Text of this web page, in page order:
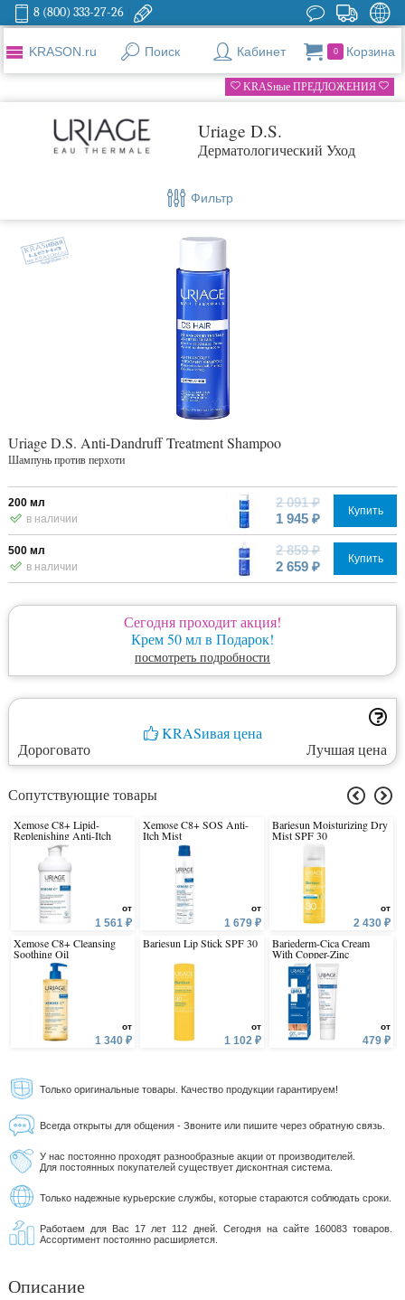
8 (800) 333-27-26
KRASON.ru Поиск Кабинет 0 Корзина
KRASные ПРЕДЛОЖЕНИЯ
Uriage D.S.
Дерматологический Уход
Фильтр
Uriage D.S. Anti-Dandruff Treatment Shampoo
Шампунь против перхоти
200 мл
в наличии
2 091 ₽
1 945 ₽
Купить
500 мл
в наличии
2 859 ₽
2 659 ₽
Купить
Сегодня проходит акция!
Крем 50 мл в Подарок!
посмотреть подробности
KRASивая цена
Дороговато
Лучшая цена
Сопутствующие товары
Xemose C8+ Lipid-
Replenishing Anti-Itch
от
1 561 ₽
Xemose C8+ Cleansing
Soothing Oil
от
1 340 ₽
Xemose C8+ SOS Anti-
Itch Mist
от
1 679 ₽
Bariesun Lip Stick SPF 30
от
1 102 ₽
Bariesun Moisturizing Dry
Mist SPF 30
от
2 430 ₽
Bariederm-Cica Cream
With Copper-Zinc
от
479 ₽
Только оригинальные товары. Качество продукции гарантируем!
Всегда открыты для общения - Звоните или пишите через обратную связь.
У нас постоянно проходят разнообразные акции от производителей.
Для постоянных покупателей существует дисконтная система.
Только надежные курьерские службы, которые стараются соблюдать сроки.
Работаем для Вас 17 лет 112 дней. Сегодня на сайте 160083 товаров.
Ассортимент постоянно расширяется.
Описание